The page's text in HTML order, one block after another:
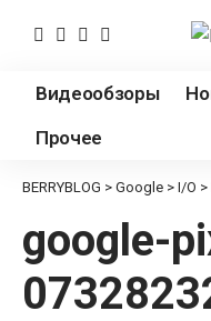
Видеообзоры
Прочее
BERRYBLOG > Google > I/O >
google-